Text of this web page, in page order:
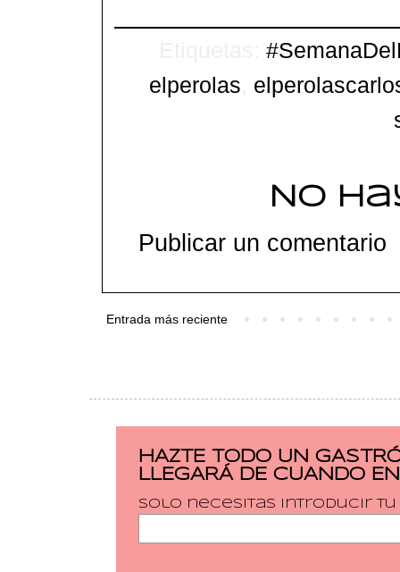
elperolas
No
Publicar un comentario
Entrada más reciente
HAZTE TODO UN
LLEGARÁ DE CUANDO
Solo necesitas introducir